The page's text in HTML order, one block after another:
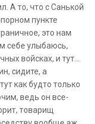
А то, что с Санькой
пункте
это нам
себе улыбаюсь,
войсках, и тут…
сидите, а
как будто только
ведь он все-
товарищ